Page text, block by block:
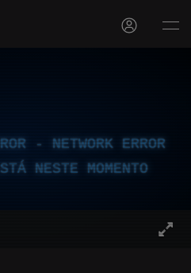
- NETWORK ERROR
NESTE MOMENTO